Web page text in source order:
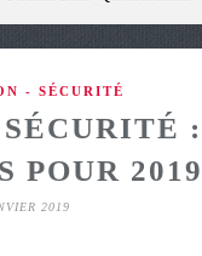
- SÉCURITÉ
POUR 2019
2019